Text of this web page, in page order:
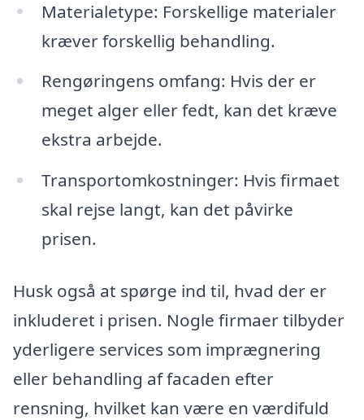
Materialetype: Forskellige materialer
kræver forskellig behandling.
Rengøringens omfang: Hvis der er
meget alger eller fedt, kan det kræve
ekstra arbejde.
Transportomkostninger: Hvis firmaet
skal rejse langt, kan det påvirke
prisen.
Husk også at spørge ind til, hvad der er
inkluderet i prisen. Nogle firmaer tilbyder
yderligere services som imprægnering
eller behandling af facaden efter
rensning, hvilket kan være en værdifuld